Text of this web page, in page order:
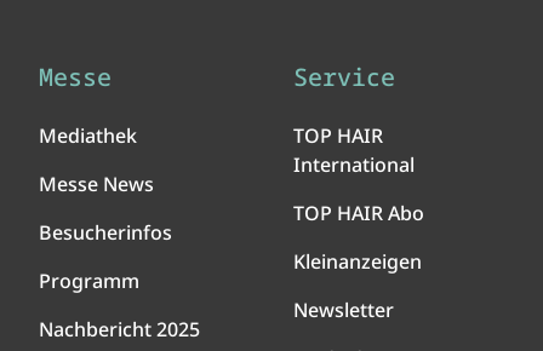
Messe
Mediathek
Messe News
Besucherinfos
Programm
Nachbericht 2025
Service
TOP HAIR
International
TOP HAIR Abo
Kleinanzeigen
Newsletter